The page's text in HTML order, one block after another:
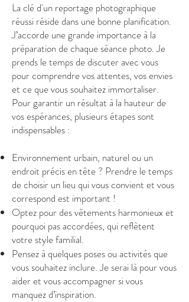
La clé d'un reportage photographique
réussi réside dans une bonne planification.
J’accorde une grande importance à la
préparation de chaque séance photo. Je
prends le temps de discuter avec vous
pour comprendre vos attentes, vos envies
et ce que vous souhaitez immortaliser.
Pour garantir un résultat à la hauteur de
vos espérances, plusieurs étapes sont
indispensables :
Environnement urbain, naturel ou un
endroit précis en tête ? Prendre le temps
de choisir un lieu qui vous convient et vous
correspond est important !
Optez pour des vêtements harmonieux et
pourquoi pas accordées, qui reflètent
votre style familial.
Pensez à quelques poses ou activités que
vous souhaitez inclure. Je serai là pour vous
aider et vous accompagner si vous
manquez d’inspiration.